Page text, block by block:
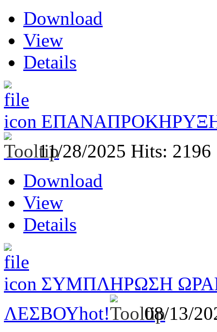
Download
View
Details
11/28/2025 Hits: 2196
Download
View
Details
ΣΥΜΠΛΗΡΩΣΗ
ΛΕΣΒΟΥhot!
08/13/